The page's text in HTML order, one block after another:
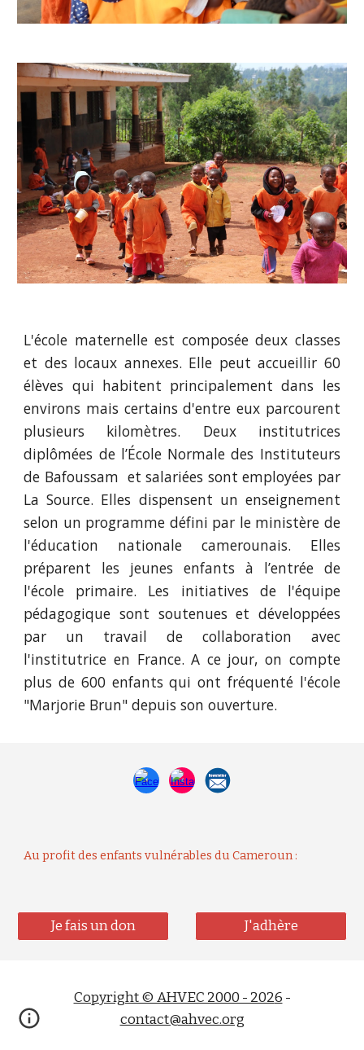
L'école maternelle est composée deux classes
et des locaux annexes. Elle peut accueillir 60
élèves qui habitent principalement dans les
environs mais certains d'entre eux parcourent
plusieurs kilomètres. Deux institutrices
diplômées de l’École Normale des Instituteurs
de Bafoussam et salariées sont employées par
La Source. Elles dispensent un enseignement
selon un programme défini par le ministère de
l'éducation nationale camerounais. Elles
préparent les jeunes enfants à l’entrée de
l'école primaire. Les initiatives de l'équipe
pédagogique sont soutenues et développées
par un travail de collaboration avec
l'institutrice en France. A ce jour, on compte
plus de 600 enfants qui ont fréquenté l'école
"Marjorie Brun" depuis son ouverture.
Au profit des enfants vulnérables du Cameroun :
Je fais un don J'adhère
Copyright © AHVEC 2000 - 2026 -
contact@ahvec.org